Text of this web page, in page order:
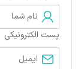
پست الکترونیکی